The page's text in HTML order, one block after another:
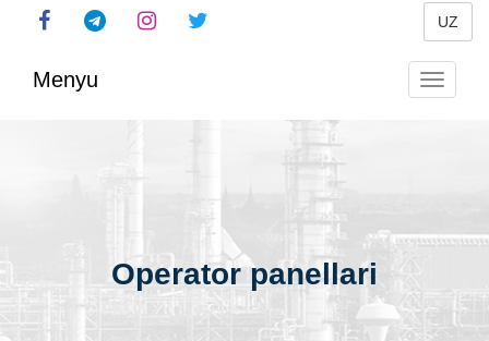
UZ
Menyu
Operator panellari